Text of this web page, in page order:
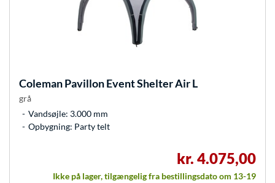
ColemanPavillon Event Shelter Air L
grå
Vandsøjle: 3.000 mm
Opbygning: Party telt
kr. 4.075,00
Ikke på lager, tilgængelig fra bestillingsdato om 13-19